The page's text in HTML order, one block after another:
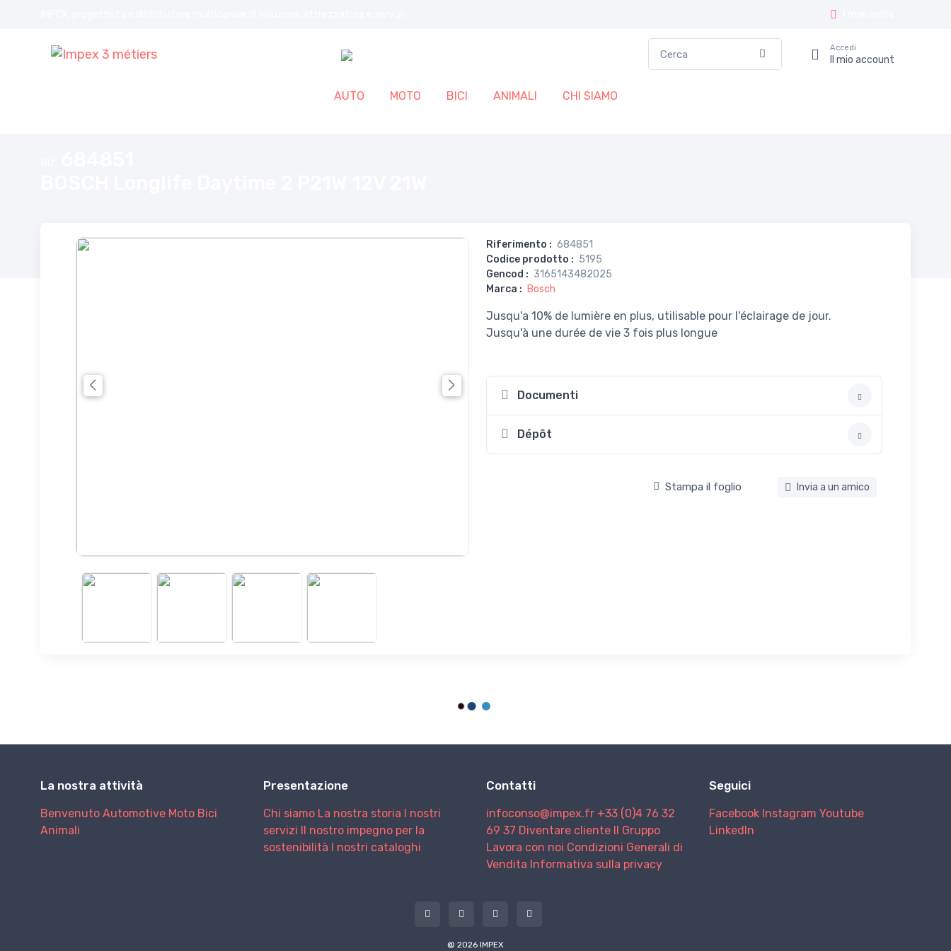
Conferma Accedi
Il mio account
AUTO MOTO BICI ANIMALI CHI SIAMO
Riferimento : 684851
Codice prodotto : 5195
Gencod : 3165143482025
Marca : Bosch
Jusqu'a 10% de lumière en plus, utilisable pour l'éclairage de jour.
Jusqu'à une durée de vie 3 fois plus longue
Documenti
Dépôt
Stampa il foglio Invia a un amico
La nostra attività
Benvenuto Automotive Moto Bici
Animali
Presentazione
Chi siamo La nostra storia I nostri
servizi Il nostro impegno per la
sostenibilità I nostri cataloghi
Contatti
infoconso@impex.fr +33 (0)4 76 32
69 37 Diventare cliente Il Gruppo
Lavora con noi Condizioni Generali di
Vendita Informativa sulla privacy
Seguici
Facebook Instagram Youtube
LinkedIn
@ 2026 IMPEX